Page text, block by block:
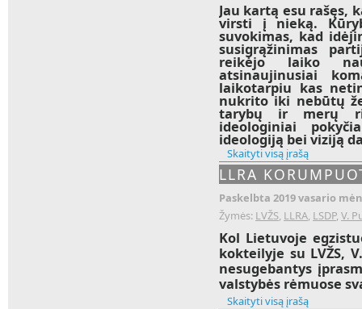
Jau kartą esu rašęs,
virsti į nieką.
suvokimas, kad
susigrąžinimas
reikėjo laiko
atsinaujinusiai
laikotarpiu kas
nukrito iki nebūtų
tarybų ir merų
ideologiniai
ideologiją bei viziją
Skaityti visą įrašą
LLRA
Paskelbta 2019 vasario
Žymės: LVŽS, LLRA, LSDP, V.
Kol Lietuvoje
kokteilyje su LVŽS,
nesugebantys
valstybės rėmuose
Skaityti visą įrašą